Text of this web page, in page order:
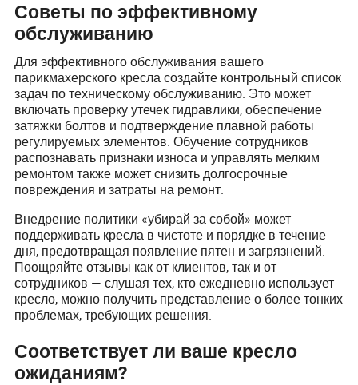
Советы по эффективному
обслуживанию
Для эффективного обслуживания вашего
парикмахерского кресла создайте контрольный список
задач по техническому обслуживанию. Это может
включать проверку утечек гидравлики, обеспечение
затяжки болтов и подтверждение плавной работы
регулируемых элементов. Обучение сотрудников
распознавать признаки износа и управлять мелким
ремонтом также может снизить долгосрочные
повреждения и затраты на ремонт.
Внедрение политики «убирай за собой» может
поддерживать кресла в чистоте и порядке в течение
дня, предотвращая появление пятен и загрязнений.
Поощряйте отзывы как от клиентов, так и от
сотрудников — слушая тех, кто ежедневно использует
кресло, можно получить представление о более тонких
проблемах, требующих решения.
Соответствует ли ваше кресло
ожиданиям?